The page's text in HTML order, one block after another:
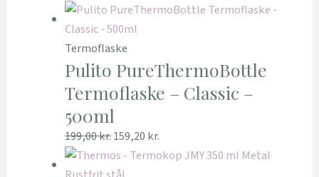
Termoflaske
Pulito PureThermoBottle
Termoflaske – Classic –
500ml
199,00kr.159,20 kr.